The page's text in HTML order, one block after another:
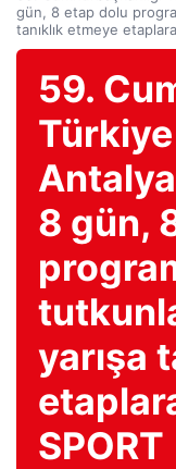
gün, 8 etap dolu
tanıklık etmeye
59.
8 gün,
yarışa
SPORT